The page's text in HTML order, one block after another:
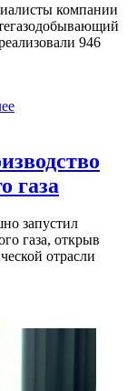
компании
946
газа
запустил
газа, открыв
отрасли